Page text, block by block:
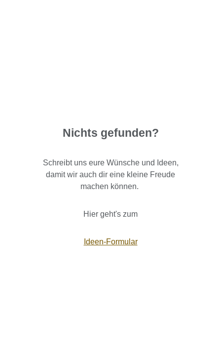
Nichts gefunden?
Schreibt uns eure Wünsche und Ideen,
damit wir auch dir eine kleine Freude
machen können.
Hier geht's zum
Ideen-Formular